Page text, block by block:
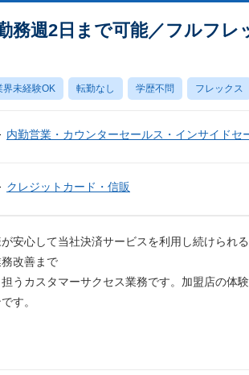
務週2日まで可能／フルフ
界未経験OK 転勤なし 学歴不問 フレックス
内勤営業・カウンターセールス・インサイドセ
クレジットカード・信販
安心して当社決済サービスを利用し続けられ
改善まで
うカスタマーサクセス業務です。加盟店の体
す。